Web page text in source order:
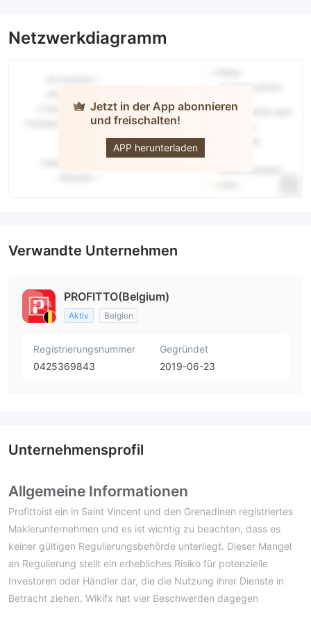
Netzwerkdiagramm
Jetzt in der App abonnieren
und freischalten!
APP herunterladen
Profitto
Verwandte Unternehmen
PROFITTO(Belgium)
Aktiv Belgien
Registrierungsnummer
0425369843
Gegründet
2019-06-23
Unternehmensprofil
Allgemeine Informationen
Profittoist ein in Saint Vincent und den Grenadinen registriertes
Maklerunternehmen und es ist wichtig zu beachten, dass es
keiner gültigen Regulierungsbehörde unterliegt. Dieser Mangel
an Regulierung stellt ein erhebliches Risiko für potenzielle
Investoren oder Händler dar, die die Nutzung ihrer Dienste in
Betracht ziehen. Wikifx hat vier Beschwerden dagegen